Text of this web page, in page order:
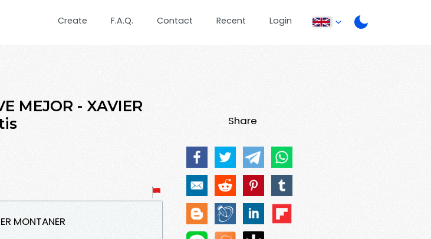
Create F.A.Q. Contact Recent Login
MEJOR - XAVIER
MONTANER
Share